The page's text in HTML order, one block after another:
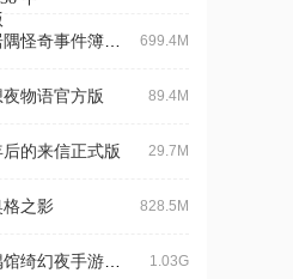
699.4M
物语官方版 89.4M
的来信正式版 29.7M
格之影 828.5M
1.03G